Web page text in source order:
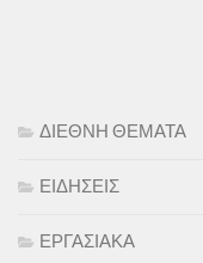
ΔΙΕΘΝΗ ΘΕΜΑΤΑ
ΕΙΔΗΣΕΙΣ
ΕΡΓΑΣΙΑΚΑ